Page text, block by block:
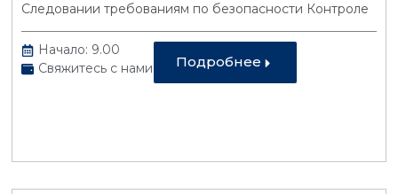
Следовании требованиям по безопасности Контроле
Начало: 9.00
Свяжитесь с нами
Подробнее